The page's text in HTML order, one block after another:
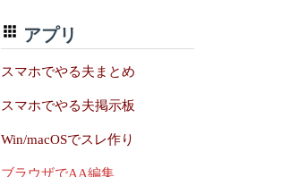
アプリ
スマホでやる夫まとめ
スマホでやる夫掲示板
Win/macOSでスレ作り
ブラウザでAA編集